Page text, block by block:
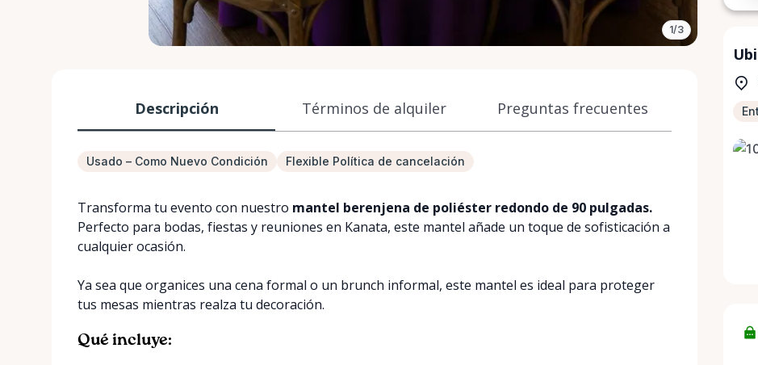
1/3
Descripción Términos de alquiler Preguntas frecuentes
Usado – Como Nuevo Condición Flexible Política de cancelación
Transforma tu evento con nuestro mantel berenjena de poliéster redondo de 90 pulgadas.
Perfecto para bodas, fiestas y reuniones en Kanata, este mantel añade un toque de sofisticación a
cualquier ocasión.
Ya sea que organices una cena formal o un brunch informal, este mantel es ideal para proteger
tus mesas mientras realza tu decoración.
Qué incluye: